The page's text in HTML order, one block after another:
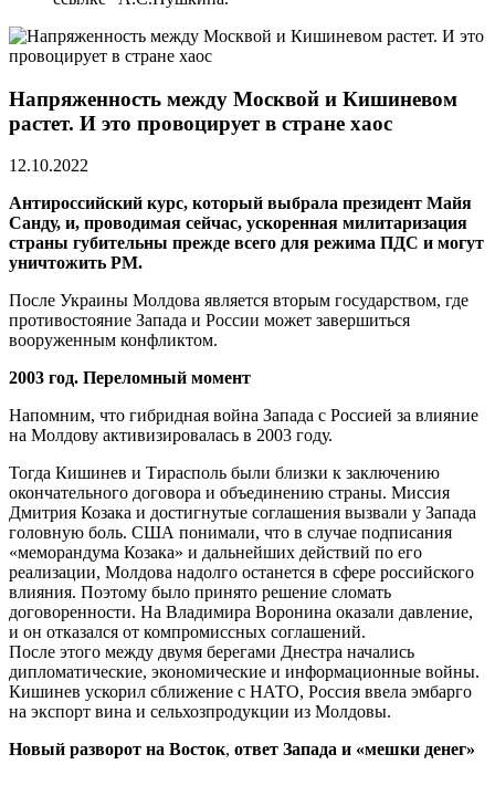
Напряженность между Москвой и Кишиневом
растет. И это провоцирует в стране хаос
12.10.2022
Антироссийский курс, который выбрала президент Майя
Санду, и, проводимая сейчас, ускоренная милитаризация
страны губительны прежде всего для режима ПДС и могут
уничтожить РМ.
После Украины Молдова является вторым государством, где
противостояние Запада и России может завершиться
вооруженным конфликтом.
2003 год. Переломный момент
Напомним, что гибридная война Запада с Россией за влияние
на Молдову активизировалась в 2003 году.
Тогда Кишинев и Тирасполь были близки к заключению
окончательного договора и объединению страны. Миссия
Дмитрия Козака и достигнутые соглашения вызвали у Запада
головную боль. США понимали, что в случае подписания
«меморандума Козака» и дальнейших действий по его
реализации, Молдова надолго останется в сфере российского
влияния. Поэтому было принято решение сломать
договоренности. На Владимира Воронина оказали давление,
и он отказался от компромиссных соглашений.
После этого между двумя берегами Днестра начались
дипломатические, экономические и информационные войны.
Кишинев ускорил сближение с НАТО, Россия ввела эмбарго
на экспорт вина и сельхозпродукции из Молдовы.
Новый разворот на Восток, ответ Запада и «мешки денег»